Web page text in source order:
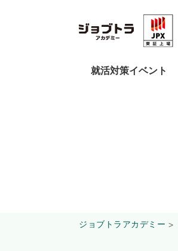
就活対策イベント
ジョブトラアカデミー